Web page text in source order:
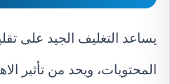
يساعد التغليف الجيد على
المحتويات، ويحد من تأثير